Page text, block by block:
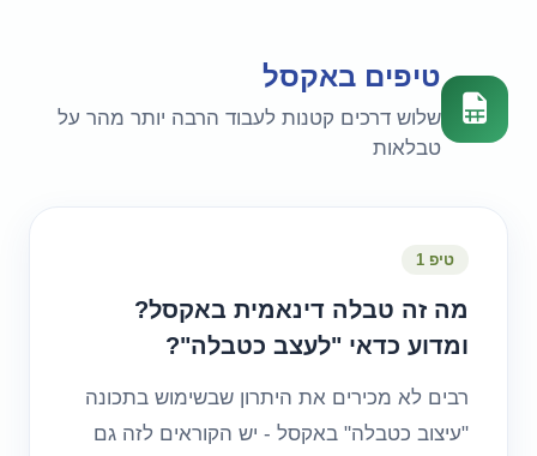
טיפים באקסל
שלוש דרכים קטנות לעבוד הרבה יותר מהר על
טבלאות
מה זה טבלה דינאמית באקסל?
ומדוע כדאי "לעצב כטבלה"?
רבים לא מכירים את היתרון שבשימוש בתכונה
"עיצוב כטבלה" באקסל - יש הקוראים לזה גם